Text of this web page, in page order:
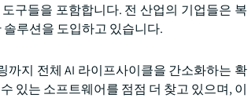
구들을 포함합니다. 전 산업의 기업들은 복
루션을 도입하고 있습니다.
지 전체 AI 라이프사이클을 간소화하는 확
있는 소프트웨어를 점점 더 찾고 있으며, 이